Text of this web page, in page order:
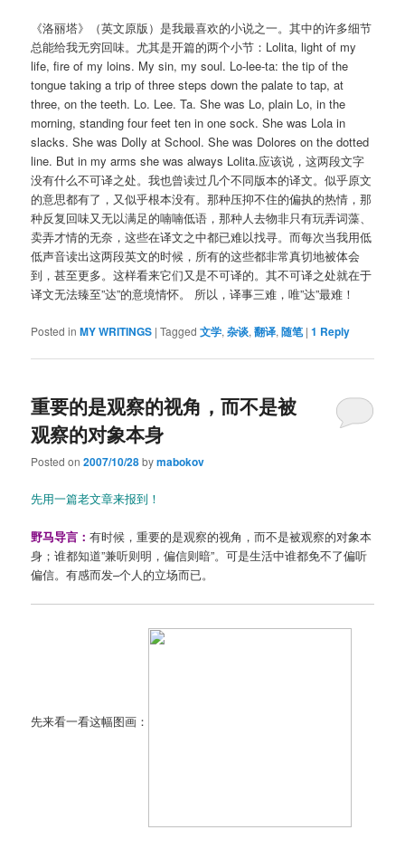
《洛丽塔》（英文原版）是我最喜欢的小说之一。其中的许多细节
总能给我无穷回味。尤其是开篇的两个小节：Lolita, light of my
life, fire of my loins. My sin, my soul. Lo-lee-ta: the tip of the
tongue taking a trip of three steps down the palate to tap, at
three, on the teeth. Lo. Lee. Ta. She was Lo, plain Lo, in the
morning, standing four feet ten in one sock. She was Lola in
slacks. She was Dolly at School. She was Dolores on the dotted
line. But in my arms she was always Lolita.应该说，这两段文字
没有什么不可译之处。我也曾读过几个不同版本的译文。似乎原文
的意思都有了，又似乎根本没有。那种压抑不住的偏执的热情，那
种反复回味又无以满足的喃喃低语，那种人去物非只有玩弄词藻、
卖弄才情的无奈，这些在译文之中都已难以找寻。而每次当我用低
低声音读出这两段英文的时候，所有的这些都非常真切地被体会
到，甚至更多。这样看来它们又是不可译的。其不可译之处就在于
译文无法臻至”达”的意境情怀。 所以，译事三难，唯”达”最难！
Posted in MY WRITINGS |Tagged 文学,杂谈,翻译,随笔 |1 Reply
重要的是观察的视角，而不是被
观察的对象本身
Posted on2007/10/28bymabokov
先用一篇老文章来报到！
野马导言：有时候，重要的是观察的视角，而不是被观察的对象本
身；谁都知道”兼听则明，偏信则暗”。可是生活中谁都免不了偏听
偏信。有感而发–个人的立场而已。
先来看一看这幅图画：